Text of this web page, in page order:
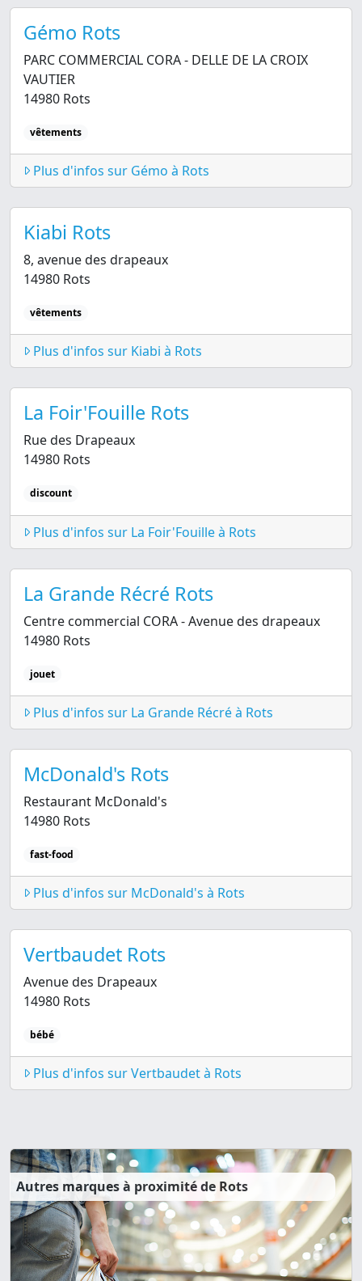
Gémo Rots
PARC COMMERCIAL CORA - DELLE DE LA CROIX
VAUTIER
14980 Rots
vêtements
Plus d'infos sur Gémo à Rots
Kiabi Rots
8, avenue des drapeaux
14980 Rots
vêtements
Plus d'infos sur Kiabi à Rots
La Foir'Fouille Rots
Rue des Drapeaux
14980 Rots
discount
Plus d'infos sur La Foir'Fouille à Rots
La Grande Récré Rots
Centre commercial CORA - Avenue des drapeaux
14980 Rots
jouet
Plus d'infos sur La Grande Récré à Rots
McDonald's Rots
Restaurant McDonald's
14980 Rots
fast-food
Plus d'infos sur McDonald's à Rots
Vertbaudet Rots
Avenue des Drapeaux
14980 Rots
bébé
Plus d'infos sur Vertbaudet à Rots
Autres marques à proximité de Rots